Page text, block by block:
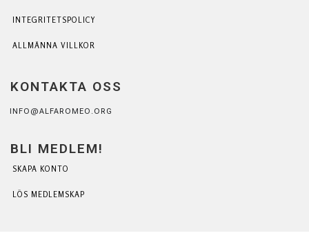
INTEGRITETSPOLICY
ALLMÄNNA VILLKOR
KONTAKTA OSS
INFO@ALFAROMEO.ORG
BLI MEDLEM!
SKAPA KONTO
LÖS MEDLEMSKAP